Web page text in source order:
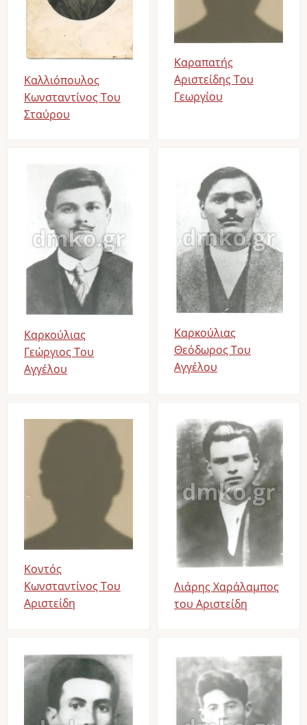
Καλλιόπουλος
Κωνσταντίνος Του
Σταύρου
Καραπατής
Αριστείδης Του
Γεωργίου
Image
Καρκούλιας
Γεώργιος Του
Αγγέλου
Image
Καρκούλιας
Θεόδωρος Του
Αγγέλου
Image
Κοντός
Κωνσταντίνος Του
Αριστείδη
Image
Λιάρης Χαράλαμπος
του Αριστείδη
Image Image